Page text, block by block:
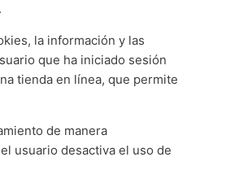
la información y las
que ha iniciado sesión
tienda en línea, que permite
de manera
usuario desactiva el uso de